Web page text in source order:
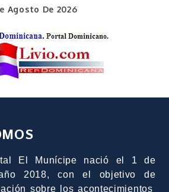
Agosto De 2026
El Munícipe nació el 1 de
2018, con el objetivo de
sobre los acontecimientos